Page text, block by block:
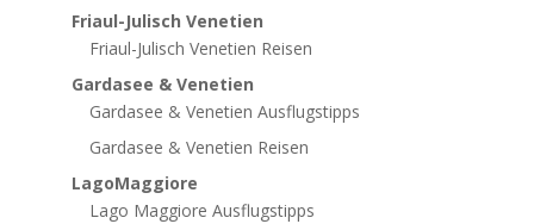
Friaul-Julisch Venetien
Friaul-Julisch Venetien Reisen
Gardasee & Venetien
Gardasee & Venetien Ausflugstipps
Gardasee & Venetien Reisen
LagoMaggiore
Lago Maggiore Ausflugstipps